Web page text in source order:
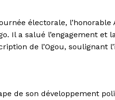
électorale,
Il a salué l’engagement et
de l’Ogou, soulignant
de son développement